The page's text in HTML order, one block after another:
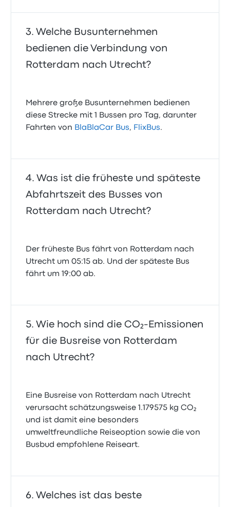
Welche Busunternehmen
bedienen die Verbindung von
Rotterdam nach Utrecht?
Mehrere große Busunternehmen bedienen
diese Strecke mit 1 Bussen pro Tag, darunter
Fahrten von BlaBlaCar Bus, FlixBus.
Was ist die früheste und späteste
Abfahrtszeit des Busses von
Rotterdam nach Utrecht?
Der früheste Bus fährt von Rotterdam nach
Utrecht um 05:15 ab. Und der späteste Bus
fährt um 19:00 ab.
Wie hoch sind die CO₂-Emissionen
für die Busreise von Rotterdam
nach Utrecht?
Eine Busreise von Rotterdam nach Utrecht
verursacht schätzungsweise 1.179575 kg CO₂
und ist damit eine besonders
umweltfreundliche Reiseoption sowie die von
Busbud empfohlene Reiseart.
Welches ist das beste